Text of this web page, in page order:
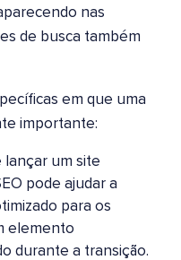
nas
de busca também
em que uma
importante:
lançar um site
pode ajudar a
para os
elemento
durante a transição.